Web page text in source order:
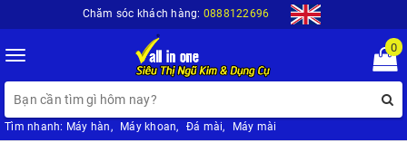
Chăm sóc khách hàng: 0888122696
Toggle
navigation
0
Tìm nhanh: Máy hàn, Máy khoan, Đá mài, Máy mài